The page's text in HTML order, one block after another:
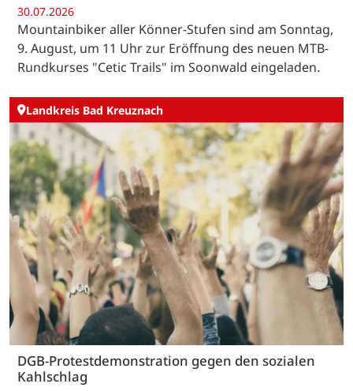
30.07.2026
Mountainbiker aller Könner-Stufen sind am Sonntag,
9. August, um 11 Uhr zur Eröffnung des neuen MTB-
Rundkurses "Cetic Trails" im Soonwald eingeladen.
Landkreis Bad Kreuznach
DGB-Protestdemonstration gegen den sozialen
Kahlschlag